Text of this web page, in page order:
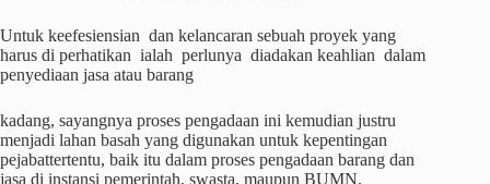
Untuk keefesiensian dan kelancaran sebuah proyek yang
harus di perhatikan ialah perlunya diadakan keahlian dalam
penyediaan jasa atau barang
kadang, sayangnya proses pengadaan ini kemudian justru
menjadi lahan basah yang digunakan untuk kepentingan
pejabattertentu, baik itu dalam proses pengadaan barang dan
jasa di instansi pemerintah, swasta, maupun BUMN.